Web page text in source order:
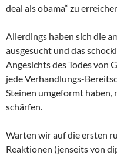
deal als obama“ zu
Allerdings haben sich die
ausgesucht und das
Angesichts des Todes von
jede Verhandlungs-
Steinen umgeformt haben,
schärfen.
Warten wir auf die ersten
Reaktionen (jenseits von